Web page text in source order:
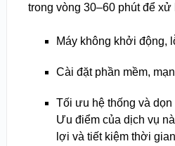
trong vòng 30–60 phút để
Máy không khởi động,
Cài đặt phần mềm,
Tối ưu hệ thống và dọn
Ưu điểm của dịch vụ
lợi và tiết kiệm thời